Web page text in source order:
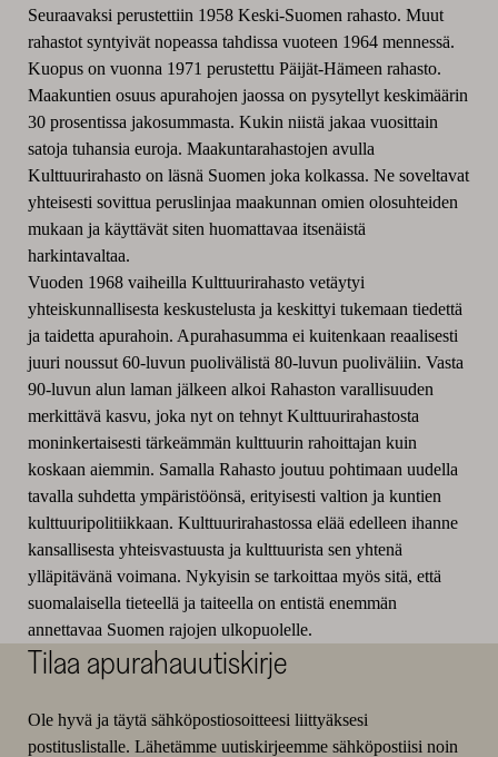
Seuraavaksi perustettiin 1958 Keski-Suomen rahasto. Muut
rahastot syntyivät nopeassa tahdissa vuoteen 1964 mennessä.
Kuopus on vuonna 1971 perustettu Päijät-Hämeen rahasto.
Maakuntien osuus apurahojen jaossa on pysytellyt keskimäärin
30 prosentissa jakosummasta. Kukin niistä jakaa vuosittain
satoja tuhansia euroja. Maakuntarahastojen avulla
Kulttuurirahasto on läsnä Suomen joka kolkassa. Ne soveltavat
yhteisesti sovittua peruslinjaa maakunnan omien olosuhteiden
mukaan ja käyttävät siten huomattavaa itsenäistä
harkintavaltaa.
Vuoden 1968 vaiheilla Kulttuurirahasto vetäytyi
yhteiskunnallisesta keskustelusta ja keskittyi tukemaan tiedettä
ja taidetta apurahoin. Apurahasumma ei kuitenkaan reaalisesti
juuri noussut 60-luvun puolivälistä 80-luvun puoliväliin. Vasta
90-luvun alun laman jälkeen alkoi Rahaston varallisuuden
merkittävä kasvu, joka nyt on tehnyt Kulttuurirahastosta
moninkertaisesti tärkeämmän kulttuurin rahoittajan kuin
koskaan aiemmin. Samalla Rahasto joutuu pohtimaan uudella
tavalla suhdetta ympäristöönsä, erityisesti valtion ja kuntien
kulttuuripolitiikkaan. Kulttuurirahastossa elää edelleen ihanne
kansallisesta yhteisvastuusta ja kulttuurista sen yhtenä
ylläpitävänä voimana. Nykyisin se tarkoittaa myös sitä, että
suomalaisella tieteellä ja taiteella on entistä enemmän
annettavaa Suomen rajojen ulkopuolelle.
Tilaa apurahauutiskirje
Ole hyvä ja täytä sähköpostiosoitteesi liittyäksesi
postituslistalle. Lähetämme uutiskirjeemme sähköpostiisi noin